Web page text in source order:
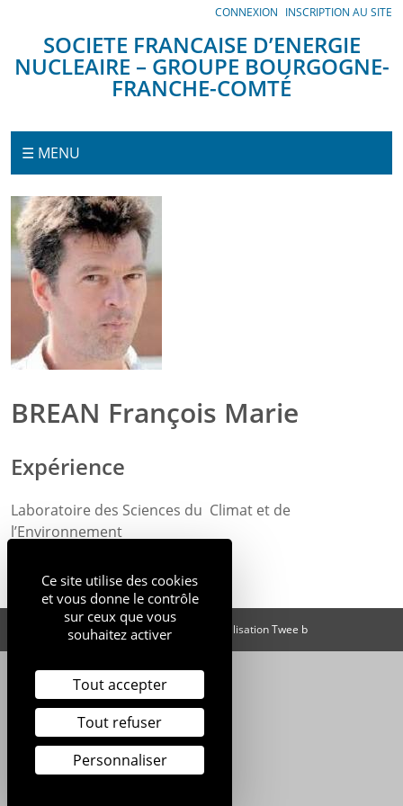
CONNEXION INSCRIPTION AU SITE
SOCIETE FRANCAISE D’ENERGIE
NUCLEAIRE – GROUPE BOURGOGNE-
FRANCHE-COMTÉ
Menu
☰ MENU
Accueil
Conférenciers
BREAN
François
BREAN François Marie
Expérience
Laboratoire des Sciences du Climat et de
l’Environnement
CEA-CNRS-UVSQ
Mentions légales Inscription à la SFEN Réalisation Twee b
Panneau de gestion des cookies
Ce site utilise des cookies
et vous donne le contrôle
sur ceux que vous
souhaitez activer
Tout accepter
Tout refuser
Personnaliser